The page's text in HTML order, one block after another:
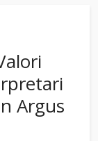
Argus